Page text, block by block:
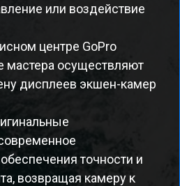
или воздействие
центре GoPro
мастера осуществляют
дисплеев экшен-камер
точности и
возвращая камеру к